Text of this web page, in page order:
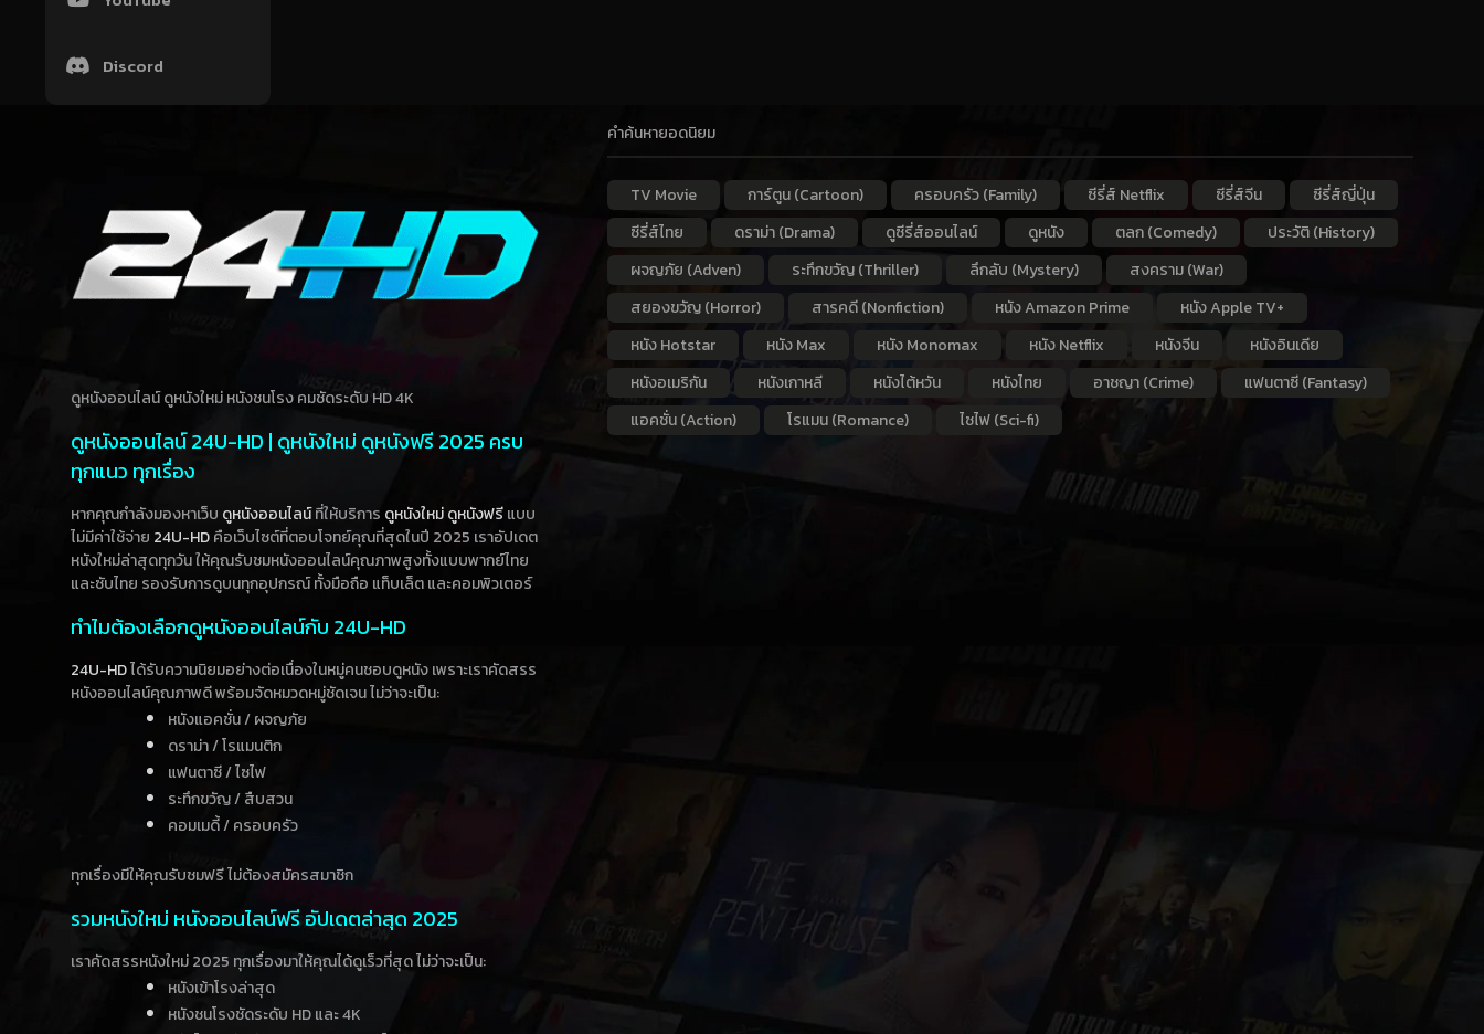
Discord
ดูหนังออนไลน์ ดูหนังใหม่ หนังชนโรง คมชัดระดับ HD 4K
ดูหนังออนไลน์ 24U-HD | ดูหนังใหม่ ดูหนังฟรี 2025 ครบ
ทุกแนว ทุกเรื่อง
หากคุณกำลังมองหาเว็บ ดูหนังออนไลน์ที่ให้บริการ ดูหนังใหม่ดูหนังฟรีแบบ
ไม่มีค่าใช้จ่าย 24U-HDคือเว็บไซต์ที่ตอบโจทย์คุณที่สุดในปี 2025 เราอัปเดต
หนังใหม่ล่าสุดทุกวัน ให้คุณรับชมหนังออนไลน์คุณภาพสูงทั้งแบบพากย์ไทย
และซับไทย รองรับการดูบนทุกอุปกรณ์ ทั้งมือถือ แท็บเล็ต และคอมพิวเตอร์
ทำไมต้องเลือกดูหนังออนไลน์กับ 24U-HD
24U-HDได้รับความนิยมอย่างต่อเนื่องในหมู่คนชอบดูหนัง เพราะเราคัดสรร
หนังออนไลน์คุณภาพดี พร้อมจัดหมวดหมู่ชัดเจน ไม่ว่าจะเป็น:
หนังแอคชั่น / ผจญภัย
ดราม่า / โรแมนติก
แฟนตาซี / ไซไฟ
ระทึกขวัญ / สืบสวน
คอมเมดี้ / ครอบครัว
ทุกเรื่องมีให้คุณรับชมฟรี ไม่ต้องสมัครสมาชิก
รวมหนังใหม่ หนังออนไลน์ฟรี อัปเดตล่าสุด 2025
เราคัดสรรหนังใหม่ 2025 ทุกเรื่องมาให้คุณได้ดูเร็วที่สุด ไม่ว่าจะเป็น:
หนังเข้าโรงล่าสุด
หนังชนโรงชัดระดับ HD และ 4K
คำค้นหายอดนิยม
TV Movie การ์ตูน (Cartoon) ครอบครัว (Family) ซีรี่ส์ Netflix ซีรี่ส์จีน
ซีรี่ส์ญี่ปุ่น
ซีรี่ส์ไทย
ดราม่า (Drama) ดูซีรี่ส์ออนไลน์ ดูหนัง ตลก (Comedy)
ประวัติ (History)
ผจญภัย (Adven)
ระทึกขวัญ (Thriller) ลึกลับ (Mystery)
สงคราม (War)
สยองขวัญ (Horror)
สารคดี (Nonfiction) หนัง Amazon Prime
หนัง Apple TV+
หนัง Hotstar
หนัง Max หนัง Monomax หนัง Netflix หนังจีน
หนังอินเดีย
หนังอเมริกัน
หนังเกาหลี หนังไต้หวัน หนังไทย อาชญา (Crime)
แฟนตาซี (Fantasy)
แอคชั่น (Action)
โรแมน (Romance) ไซไฟ (Sci-fi)